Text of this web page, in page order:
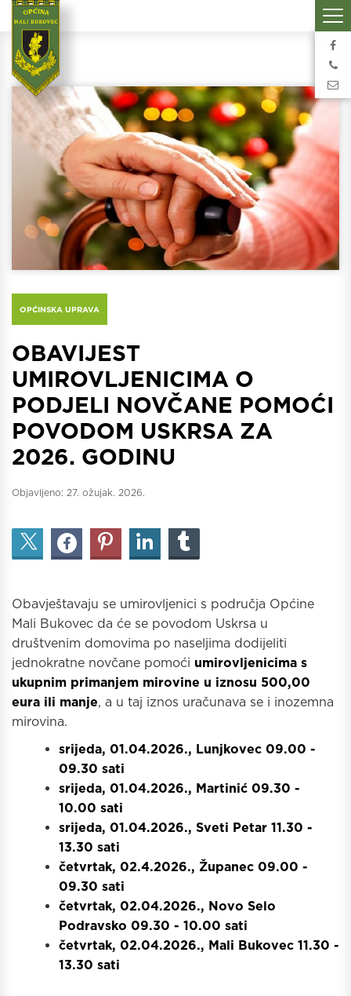
OPĆINSKA UPRAVA
OBAVIJEST
UMIROVLJENICIMA O
PODJELI NOVČANE POMOĆI
POVODOM USKRSA ZA
2026. GODINU
Objavljeno: 27. ožujak. 2026.
Obavještavaju se umirovljenici s područja Općine
Mali Bukovec da će se povodom Uskrsa u
društvenim domovima po naseljima dodijeliti
jednokratne novčane pomoći umirovljenicima s
ukupnim primanjem mirovine u iznosu 500,00
eura ili manje, a u taj iznos uračunava se i inozemna
mirovina.
srijeda, 01.04.2026., Lunjkovec 09.00 -
09.30 sati
srijeda, 01.04.2026., Martinić 09.30 -
10.00 sati
srijeda, 01.04.2026., Sveti Petar 11.30 -
13.30 sati
četvrtak, 02.4.2026., Županec 09.00 -
09.30 sati
četvrtak, 02.04.2026., Novo Selo
Podravsko 09.30 - 10.00 sati
četvrtak, 02.04.2026., Mali Bukovec 11.30 -
13.30 sati